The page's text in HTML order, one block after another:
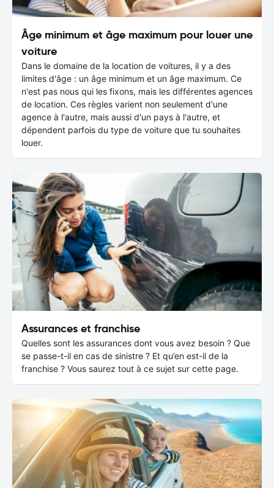
Âge minimum et âge maximum pour louer une
voiture
Dans le domaine de la location de voitures, il y a des
limites d'âge : un âge minimum et un âge maximum. Ce
n'est pas nous qui les fixons, mais les différentes agences
de location. Ces règles varient non seulement d'une
agence à l'autre, mais aussi d'un pays à l'autre, et
dépendent parfois du type de voiture que tu souhaites
louer.
Assurances et franchise
Quelles sont les assurances dont vous avez besoin ? Que
se passe-t-il en cas de sinistre ? Et qu’en est-il de la
franchise ? Vous saurez tout à ce sujet sur cette page.